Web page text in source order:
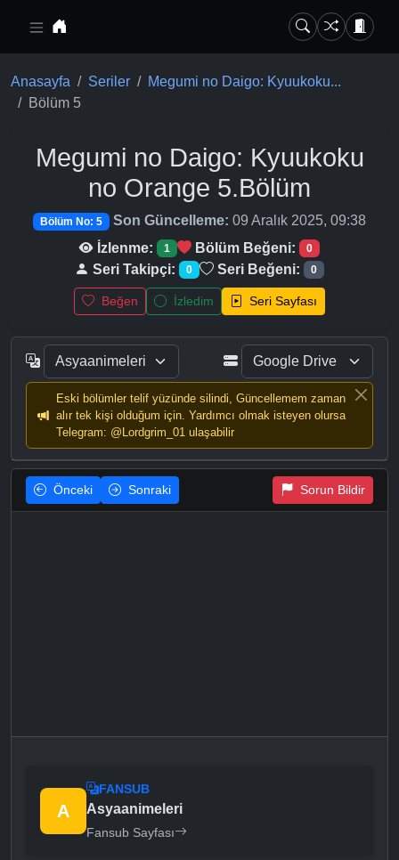
Anasayfa Seriler
Megumi no Daigo: Kyuukoku...
Bölüm 5
Megumi no Daigo: Kyuukoku
no Orange 5.Bölüm
Bölüm No: 5 Son Güncelleme: 09 Aralık 2025, 09:38
İzlenme:
1 Bölüm Beğeni: 0
Seri Takipçi: 0 Seri Beğeni: 0
Beğen İzledim Seri Sayfası
Eski bölümler telif yüzünde silindi, Güncellemem zaman
alır tek kişi olduğum için. Yardımcı olmak isteyen olursa
Telegram: @Lordgrim_01 ulaşabilir
Önceki Sonraki Sorun Bildir
A
FANSUB
Asyaanimeleri
Fansub Sayfası